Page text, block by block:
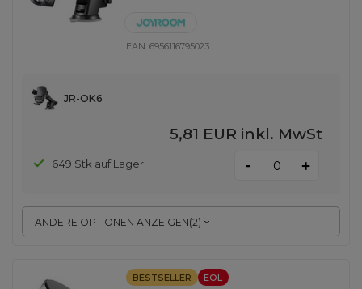
EAN:6956116795023
ANDERE OPTIONEN ANZEIGEN(2)
JR-OK6
5,81 EUR inkl. MwSt
649 Stk auf Lager - +
BESTSELLER EOL